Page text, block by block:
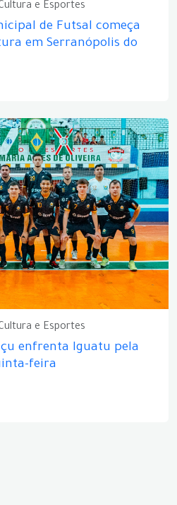
e Esportes
de Futsal começa
em Serranópolis do
e Esportes
enfrenta Iguatu pela
feira